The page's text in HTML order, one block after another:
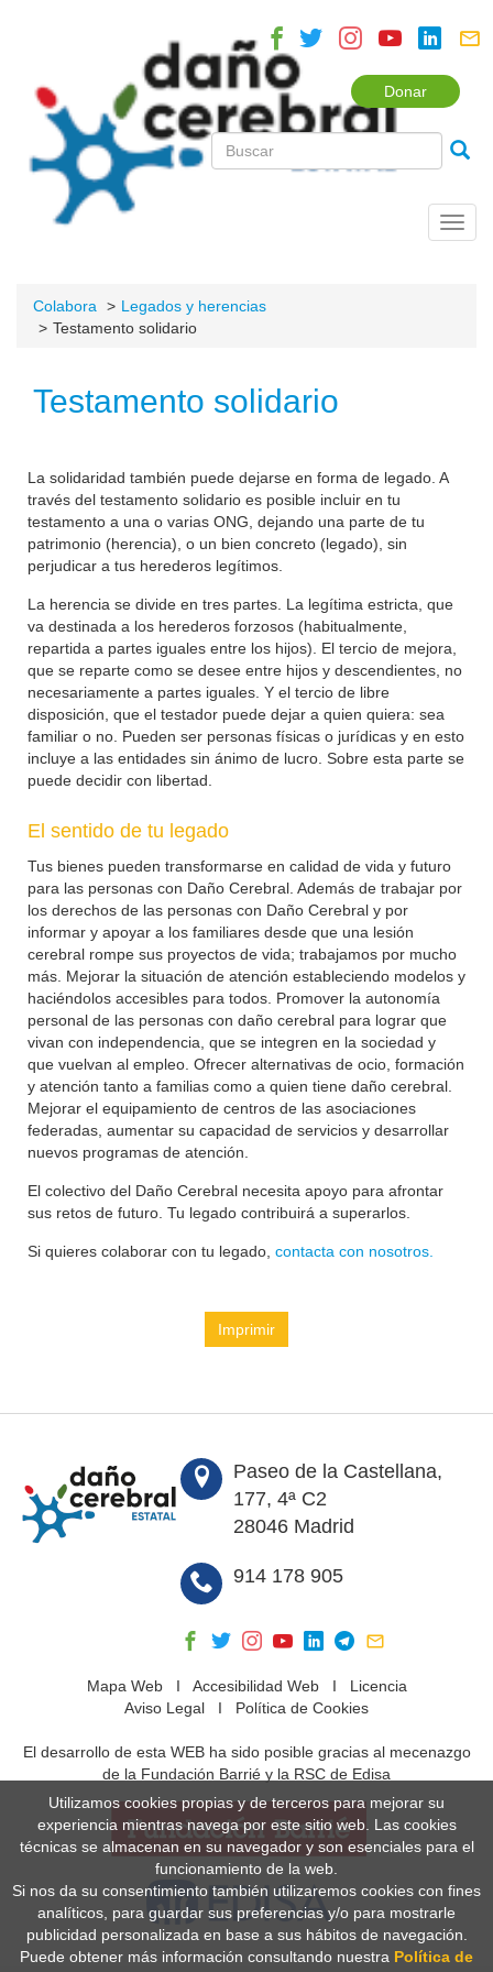
Donar
Colabora
Legados y herencias
Testamento solidario
Testamento solidario
La solidaridad también puede dejarse en forma de legado. A
través del testamento solidario es posible incluir en tu
testamento a una o varias ONG, dejando una parte de tu
patrimonio (herencia), o un bien concreto (legado), sin
perjudicar a tus herederos legítimos.
La herencia se divide en tres partes. La legítima estricta, que
va destinada a los herederos forzosos (habitualmente,
repartida a partes iguales entre los hijos). El tercio de mejora,
que se reparte como se desee entre hijos y descendientes, no
necesariamente a partes iguales. Y el tercio de libre
disposición, que el testador puede dejar a quien quiera: sea
familiar o no. Pueden ser personas físicas o jurídicas y en esto
incluye a las entidades sin ánimo de lucro. Sobre esta parte se
puede decidir con libertad.
El sentido de tu legado
Tus bienes pueden transformarse en calidad de vida y futuro
para las personas con Daño Cerebral. Además de trabajar por
los derechos de las personas con Daño Cerebral y por
informar y apoyar a los familiares desde que una lesión
cerebral rompe sus proyectos de vida; trabajamos por mucho
más. Mejorar la situación de atención estableciendo modelos y
haciéndolos accesibles para todos. Promover la autonomía
personal de las personas con daño cerebral para lograr que
vivan con independencia, que se integren en la sociedad y
que vuelvan al empleo. Ofrecer alternativas de ocio, formación
y atención tanto a familias como a quien tiene daño cerebral.
Mejorar el equipamiento de centros de las asociaciones
federadas, aumentar su capacidad de servicios y desarrollar
nuevos programas de atención.
El colectivo del Daño Cerebral necesita apoyo para afrontar
sus retos de futuro. Tu legado contribuirá a superarlos.
Si quieres colaborar con tu legado, contacta con nosotros.
Imprimir
Paseo de la Castellana,
177, 4ª C2
28046 Madrid
914 178 905
Mapa WebI Accesibilidad WebI Licencia
Aviso Legal I Política de Cookies
El desarrollo de esta WEB ha sido posible gracias al mecenazgo
de la Fundación Barrié y la RSC de Edisa
Utilizamos cookies propias y de terceros para mejorar su
experiencia mientras navega por este sitio web. Las cookies
técnicas se almacenan en su navegador y son esenciales para el
funcionamiento de la web.
Si nos da su consentimiento también utilizaremos cookies con fines
analíticos, para guardar sus preferencias y/o para mostrarle
publicidad personalizada en base a sus hábitos de navegación.
Puede obtener más información consultando nuestra Política de